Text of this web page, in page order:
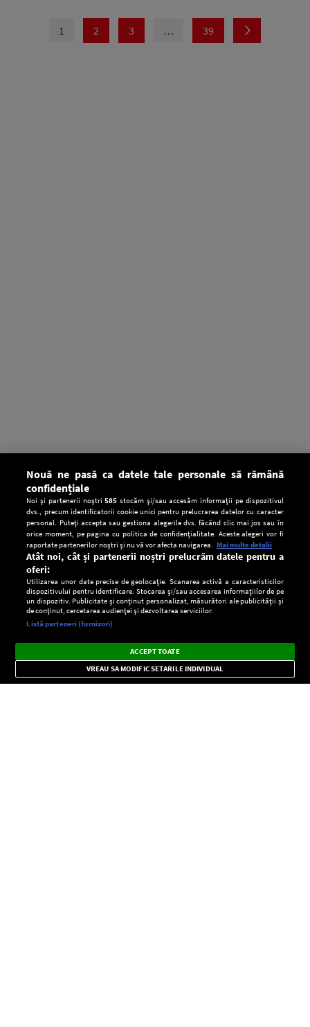
CONFIDENŢIALITATE
1 2 3 … 39
Setări:
Dark
Mode
Radio live, podcasturi, știri și alerte
importante.
×
Nouă ne pasă ca datele tale personale să rămână
confidențiale
Noi și partenerii noștri585 stocăm și/sau accesăm informații pe dispozitivul
dvs., precum identificatorii cookie unici pentru prelucrarea datelor cu caracter
personal. Puteți accepta sau gestiona alegerile dvs. făcând clic mai jos sau în
orice moment, pe pagina cu politica de confidențialitate. Aceste alegeri vor fi
raportate partenerilor noștri și nu vă vor afecta navigarea. Mai multe detalii
Atât noi, cât și partenerii noștri prelucrăm datele pentru a
oferi:
Utilizarea unor date precise de geolocație. Scanarea activă a caracteristicilor
dispozitivului pentru identificare. Stocarea și/sau accesarea informațiilor de pe
un dispozitiv. Publicitate și conținut personalizat, măsurători ale publicității și
de conținut, cercetarea audienței și dezvoltarea serviciilor.
Listă parteneri (furnizori)
ACCEPT TOATE
VREAU SA MODIFIC SETARILE INDIVIDUAL